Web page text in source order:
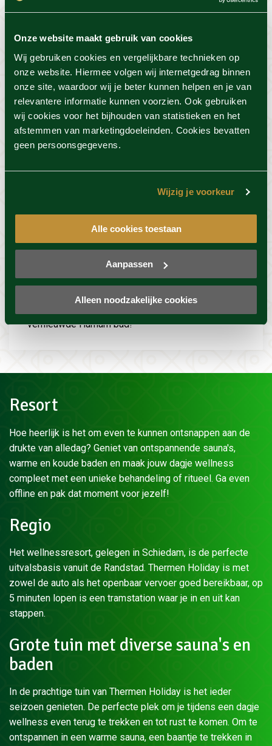
Onze website maakt gebruik van cookies
Wij gebruiken cookies en vergelijkbare technieken op
onze website. Hiermee volgen wij internetgedrag binnen
onze site, waardoor wij je beter kunnen helpen en je van
relevantere informatie kunnen voorzien. Ook gebruiken
wij cookies voor het bijhouden van statistieken en het
afstemmen van marketingdoeleinden. Cookies bevatten
geen persoonsgegevens.
Wijzig je voorkeur
Alle cookies toestaan
Aanpassen
Alleen noodzakelijke cookies
Ontspannende baden
Neem tijdens een dagje wellness bij Thermen
Holiday de tijd voor een warm (of koud) bad, het
heeft namelijk een ontspannende werking. Vooral
na een saunaronde is het belangrijk om het lichaam
goed af te laten koelen, neem daar dus de tijd voor!
Ervaar warme baden, dompelbaden, prikkel je
zintuigen in de Kruidentempel én ervaar het
vernieuwde Hamam bad!
Resort
Hoe heerlijk is het om even te kunnen ontsnappen aan de
drukte van alledag? Geniet van ontspannende sauna's,
warme en koude baden en maak jouw dagje wellness
compleet met een unieke behandeling of ritueel. Ga even
offline en pak dat moment voor jezelf!
Regio
Het wellnessresort, gelegen in Schiedam, is de perfecte
uitvalsbasis vanuit de Randstad. Thermen Holiday is met
zowel de auto als het openbaar vervoer goed bereikbaar, op
5 minuten lopen is een tramstation waar je in en uit kan
stappen.
Grote tuin met diverse sauna's en
baden
In de prachtige tuin van Thermen Holiday is het ieder
seizoen genieten. De perfecte plek om je tijdens een dagje
wellness even terug te trekken en tot rust te komen. Om te
ontspannen in een warme sauna, een baantje te trekken in